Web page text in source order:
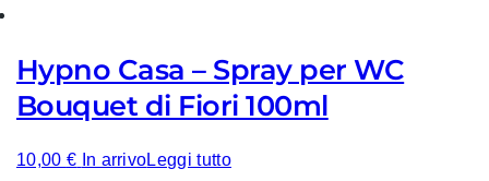
Hypno Casa – Spray per WC
Bouquet di Fiori 100ml
10,00 € In arrivoLeggi tutto